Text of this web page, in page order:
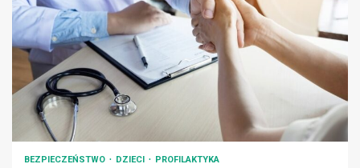
BEZPIECZEŃSTWO DZIECI PROFILAKTYKA